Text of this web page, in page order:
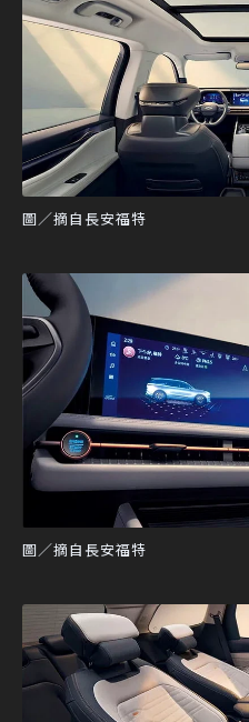
圖／摘自長安福特
圖／摘自長安福特